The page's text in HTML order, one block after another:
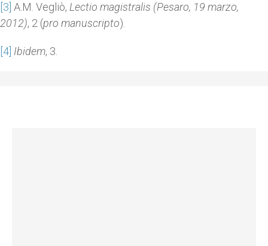
[3] A.M. Vegliò, Lectio magistralis (Pesaro, 19 marzo,
2012), 2 (pro manuscripto).
[4] Ibidem, 3.